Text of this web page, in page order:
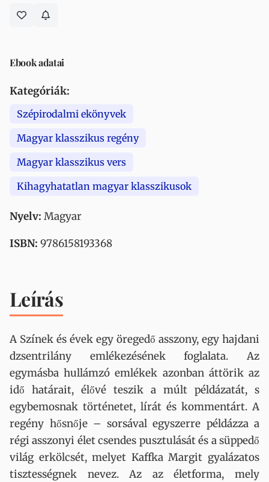
Ebook adatai
Kategóriák:
Szépirodalmi ekönyvek
Magyar klasszikus regény
Magyar klasszikus vers
Kihagyhatatlan magyar klasszikusok
Nyelv: Magyar
ISBN: 9786158193368
Leírás
A ​Színek és évek egy öregedő asszony, egy hajdani
dzsentrilány emlékezésének foglalata. Az
egymásba hullámzó emlékek azonban áttörik az
idő határait, élővé teszik a múlt példázatát, s
egybemosnak történetet, lírát és kommentárt. A
regény hősnője – sorsával egyszerre példázza a
régi asszonyi élet csendes pusztulását és a süppedő
világ erkölcsét, melyet Kaffka Margit gyalázatos
tisztességnek nevez. Az az életforma, mely